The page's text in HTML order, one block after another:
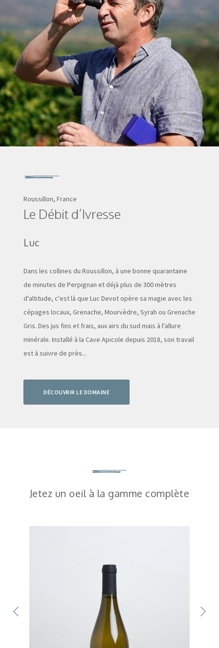
Roussillon, France
Le Débit d’Ivresse
Luc
Dans les collines du Roussillon, à une bonne quarantaine
de minutes de Perpignan et déjà plus de 300 mètres
d'altitude, c'est là que Luc Devot opère sa magie avec les
cépages locaux, Grenache, Mourvèdre, Syrah ou Grenache
Gris. Des jus fins et frais, aux airs du sud mais à l'allure
minérale. Installé à la Cave Apicole depuis 2018, son travail
est à suivre de près...
DÉCOUVRIR LE DOMAINE
Jetez un oeil à la gamme complète